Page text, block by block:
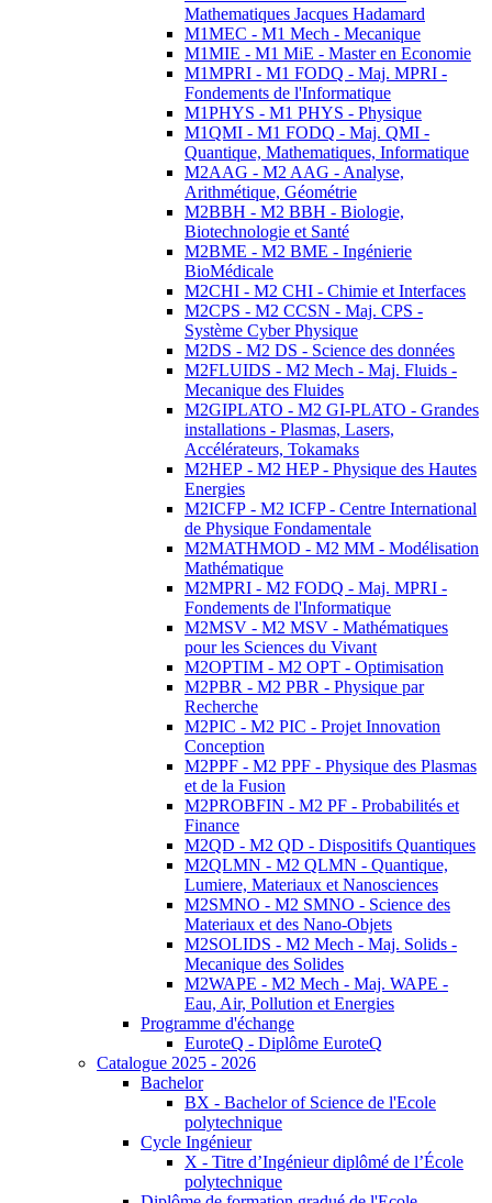
Mathematiques Jacques Hadamard
M1MEC - M1 Mech - Mecanique
M1MIE - M1 MiE - Master en Economie
M1MPRI - M1 FODQ - Maj. MPRI -
Fondements de l'Informatique
M1PHYS - M1 PHYS - Physique
M1QMI - M1 FODQ - Maj. QMI -
Quantique, Mathematiques, Informatique
M2AAG - M2 AAG - Analyse,
Arithmétique, Géométrie
M2BBH - M2 BBH - Biologie,
Biotechnologie et Santé
M2BME - M2 BME - Ingénierie
BioMédicale
M2CHI - M2 CHI - Chimie et Interfaces
M2CPS - M2 CCSN - Maj. CPS -
Système Cyber Physique
M2DS - M2 DS - Science des données
M2FLUIDS - M2 Mech - Maj. Fluids -
Mecanique des Fluides
M2GIPLATO - M2 GI-PLATO - Grandes
installations - Plasmas, Lasers,
Accélérateurs, Tokamaks
M2HEP - M2 HEP - Physique des Hautes
Energies
M2ICFP - M2 ICFP - Centre International
de Physique Fondamentale
M2MATHMOD - M2 MM - Modélisation
Mathématique
M2MPRI - M2 FODQ - Maj. MPRI -
Fondements de l'Informatique
M2MSV - M2 MSV - Mathématiques
pour les Sciences du Vivant
M2OPTIM - M2 OPT - Optimisation
M2PBR - M2 PBR - Physique par
Recherche
M2PIC - M2 PIC - Projet Innovation
Conception
M2PPF - M2 PPF - Physique des Plasmas
et de la Fusion
M2PROBFIN - M2 PF - Probabilités et
Finance
M2QD - M2 QD - Dispositifs Quantiques
M2QLMN - M2 QLMN - Quantique,
Lumiere, Materiaux et Nanosciences
M2SMNO - M2 SMNO - Science des
Materiaux et des Nano-Objets
M2SOLIDS - M2 Mech - Maj. Solids -
Mecanique des Solides
M2WAPE - M2 Mech - Maj. WAPE -
Eau, Air, Pollution et Energies
Programme d'échange
EuroteQ - Diplôme EuroteQ
Catalogue 2025 - 2026
Bachelor
BX - Bachelor of Science de l'Ecole
polytechnique
Cycle Ingénieur
X - Titre d’Ingénieur diplômé de l’École
polytechnique